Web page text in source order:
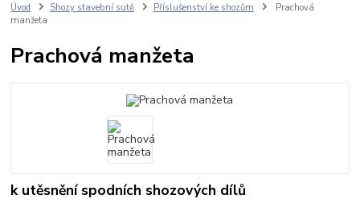
Úvod Shozy stavební sutě Příslušenství ke shozům
Prachová
manžeta
Prachová manžeta
k utěsnění spodních shozových dílů